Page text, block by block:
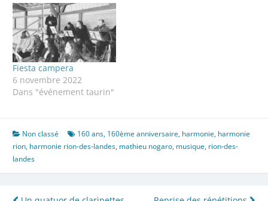
Fiesta campera
6 novembre 2022
Dans "événement taurin"
Non classé 160 ans, 160ème anniversaire, harmonie, harmonie
rion, harmonie rion-des-landes, mathieu nogaro, musique, rion-des-
landes